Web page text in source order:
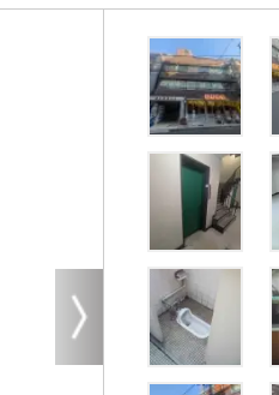
千葉のクリニックを探す
ベンチャー・フォーラム